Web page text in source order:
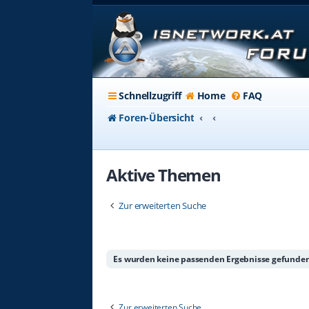
Schnellzugriff Home
FAQ
Foren-Übersicht
Aktive Themen
Zur erweiterten Suche
Es wurden keine passenden Ergebnisse